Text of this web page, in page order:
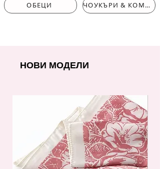
ОБЕЦИ ЧОУКЪРИ & КОМПЛЕКТИ
НОВИ МОДЕЛИ